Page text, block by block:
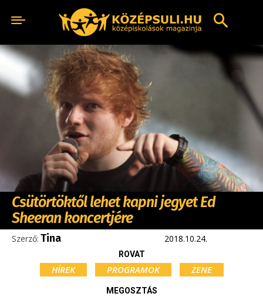
Csütörtöktől lehet kapni jegyet Ed
Sheeran koncertjére
Szerző: Tina 2018.10.24.
ROVAT
HÍREK PROGRAMOK ZENE
MEGOSZTÁS